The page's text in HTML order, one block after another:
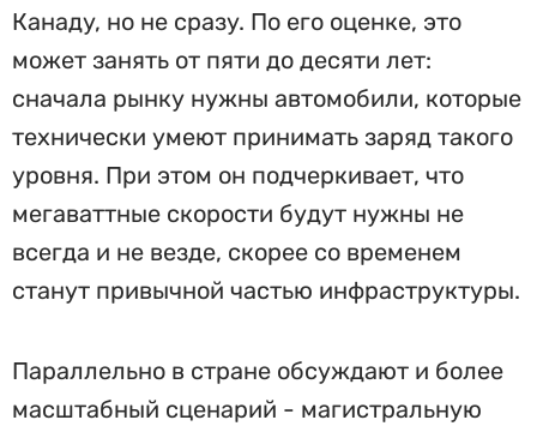
Канаду, но не сразу. По его оценке, это
может занять от пяти до десяти лет:
сначала рынку нужны автомобили, которые
технически умеют принимать заряд такого
уровня. При этом он подчеркивает, что
мегаваттные скорости будут нужны не
всегда и не везде, скорее со временем
станут привычной частью инфраструктуры.
Параллельно в стране обсуждают и более
масштабный сценарий - магистральную